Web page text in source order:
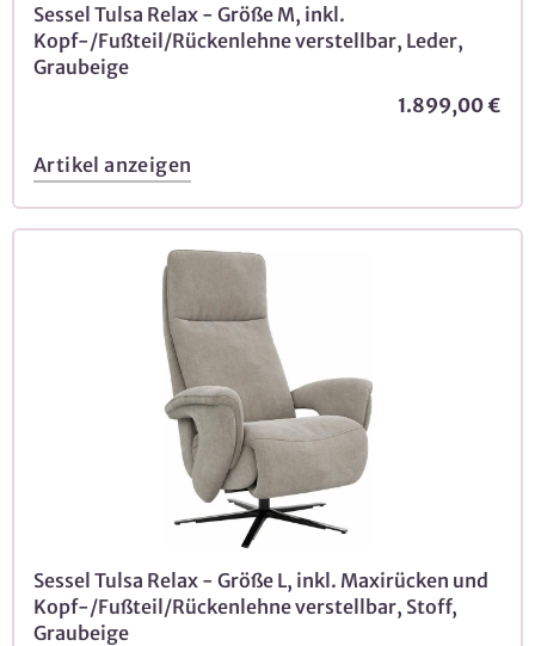
Sessel Tulsa Relax - Größe M, inkl.
Kopf-/Fußteil/Rückenlehne verstellbar, Leder,
Graubeige
1.899,00 €
Artikel anzeigen
Sessel Tulsa Relax - Größe L, inkl. Maxirücken und
Kopf-/Fußteil/Rückenlehne verstellbar, Stoff,
Graubeige